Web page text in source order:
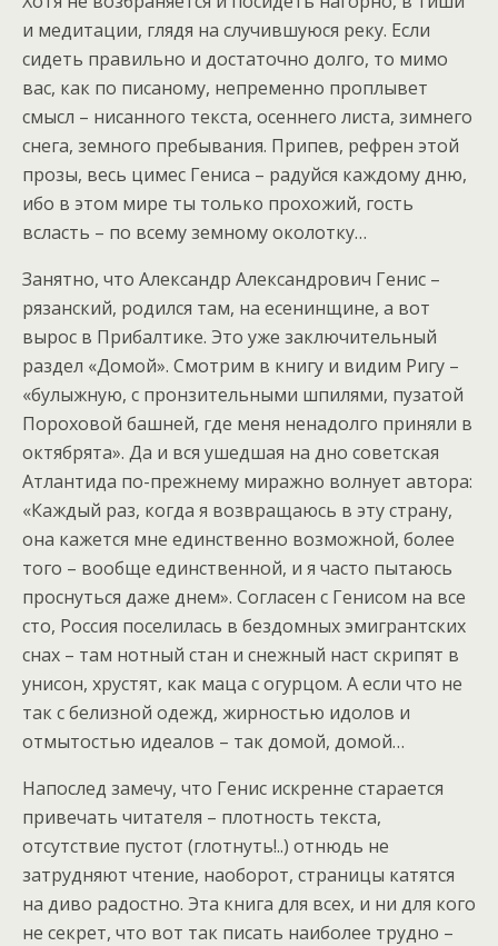
и медитации, глядя на случившуюся реку. Если
сидеть правильно и достаточно долго, то мимо
вас, как по писаному, непременно проплывет
смысл – нисанного текста, осеннего листа, зимнего
снега, земного пребывания. Припев, рефрен этой
прозы, весь цимес Гениса – радуйся каждому дню,
ибо в этом мире ты только прохожий, гость
всласть – по всему земному околотку…
Занятно, что Александр Александрович Генис –
рязанский, родился там, на есенинщине, а вот
вырос в Прибалтике. Это уже заключительный
раздел «Домой». Смотрим в книгу и видим Ригу –
«булыжную, с пронзительными шпилями, пузатой
Пороховой башней, где меня ненадолго приняли в
октябрята». Да и вся ушедшая на дно советская
Атлантида по-прежнему миражно волнует автора:
«Каждый раз, когда я возвращаюсь в эту страну,
она кажется мне единственно возможной, более
того – вообще единственной, и я часто пытаюсь
проснуться даже днем». Согласен с Генисом на все
сто, Россия поселилась в бездомных эмигрантских
снах – там нотный стан и снежный наст скрипят в
унисон, хрустят, как маца с огурцом. А если что не
так с белизной одежд, жирностью идолов и
отмытостью идеалов – так домой, домой…
Напослед замечу, что Генис искренне старается
привечать читателя – плотность текста,
отсутствие пустот (глотнуть!..) отнюдь не
затрудняют чтение, наоборот, страницы катятся
на диво радостно. Эта книга для всех, и ни для кого
не секрет, что вот так писать наиболее трудно –